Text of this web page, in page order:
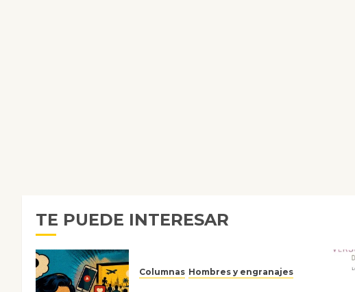
TE PUEDE INTERESAR
Columnas Hombres y engranajes